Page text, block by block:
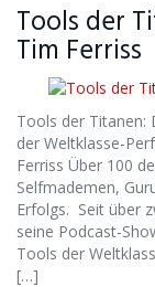
Tools der
Tim Ferriss
Tools der Titanen:
der Weltklasse-
Ferriss Über 100
Selfmademen,
Erfolgs. ​ Seit über
seine Podcast-
Tools der
[…]